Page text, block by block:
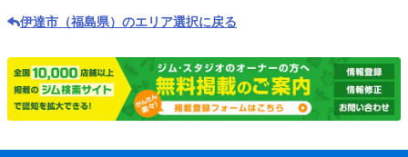
伊達市（福島県）のエリア選択に戻る